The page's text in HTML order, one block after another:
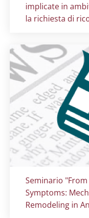
implicate in
la richiesta di
Titolo card:
Seminario
Symptoms:
Remodeling in